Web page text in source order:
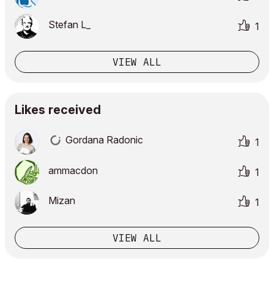
Stefan L_ 1
VIEW ALL
Likes received
Gordana Radonic 1
ammacdon 1
Mizan 1
VIEW ALL